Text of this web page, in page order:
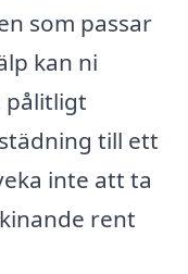
som passar
kan ni
pålitligt
till ett
inte att ta
rent